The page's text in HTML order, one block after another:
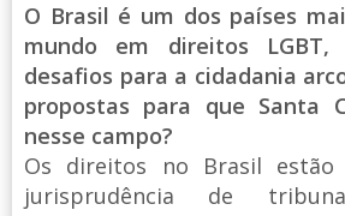
O Brasil é um dos países
mundo em direitos
desafios para a cidadania
propostas para que Santa
nesse campo?
Os direitos no Brasil estão
jurisprudência de